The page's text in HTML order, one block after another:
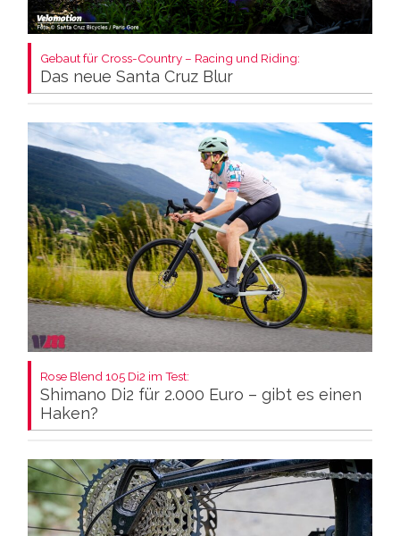
Gebaut für Cross-Country – Racing und Riding:
Das neue Santa Cruz Blur
Rose Blend 105 Di2 im Test:
Shimano Di2 für 2.000 Euro – gibt es einen
Haken?